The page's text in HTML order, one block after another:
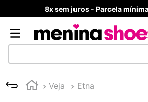
8x sem juros - Parcela
Veja Etna
1
TÊNIS NEWS BALANCE 530